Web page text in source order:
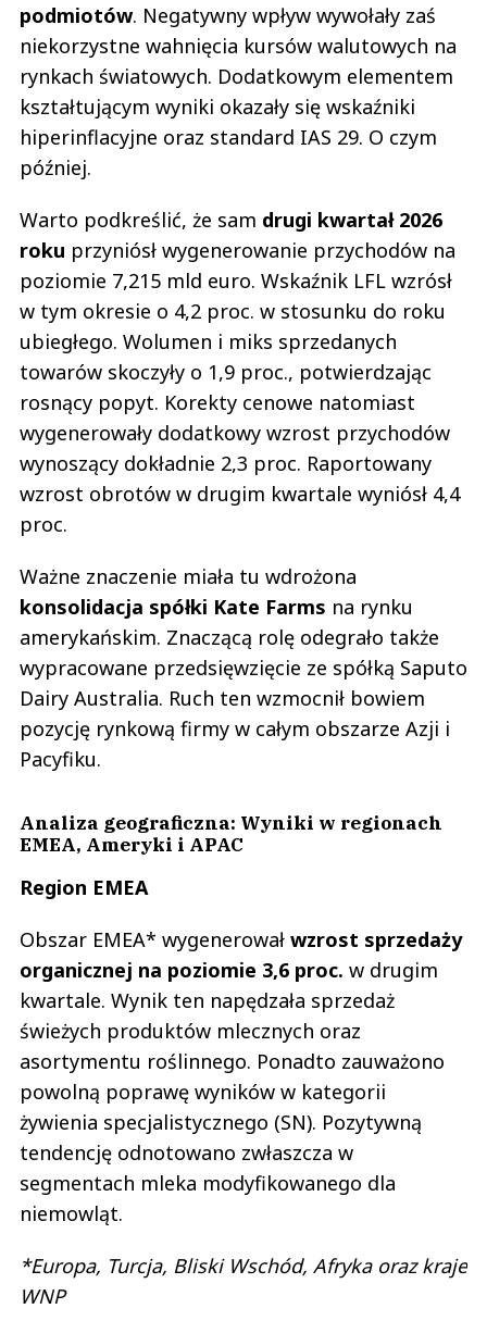
podmiotów. Negatywny wpływ wywołały zaś
niekorzystne wahnięcia kursów walutowych na
rynkach światowych. Dodatkowym elementem
kształtującym wyniki okazały się wskaźniki
hiperinflacyjne oraz standard IAS 29. O czym
później.
Warto podkreślić, że sam drugi kwartał 2026
roku przyniósł wygenerowanie przychodów na
poziomie 7,215 mld euro. Wskaźnik LFL wzrósł
w tym okresie o 4,2 proc. w stosunku do roku
ubiegłego. Wolumen i miks sprzedanych
towarów skoczyły o 1,9 proc., potwierdzając
rosnący popyt. Korekty cenowe natomiast
wygenerowały dodatkowy wzrost przychodów
wynoszący dokładnie 2,3 proc. Raportowany
wzrost obrotów w drugim kwartale wyniósł 4,4
proc.
Ważne znaczenie miała tu wdrożona
konsolidacja spółki Kate Farms na rynku
amerykańskim. Znaczącą rolę odegrało także
wypracowane przedsięwzięcie ze spółką Saputo
Dairy Australia. Ruch ten wzmocnił bowiem
pozycję rynkową firmy w całym obszarze Azji i
Pacyfiku.
Analiza geograficzna: Wyniki w regionach
EMEA, Ameryki i APAC
Region EMEA
Obszar EMEA* wygenerował wzrost sprzedaży
organicznej na poziomie 3,6 proc. w drugim
kwartale. Wynik ten napędzała sprzedaż
świeżych produktów mlecznych oraz
asortymentu roślinnego. Ponadto zauważono
powolną poprawę wyników w kategorii
żywienia specjalistycznego (SN). Pozytywną
tendencję odnotowano zwłaszcza w
segmentach mleka modyfikowanego dla
niemowląt.
*Europa, Turcja, Bliski Wschód, Afryka oraz kraje
WNP